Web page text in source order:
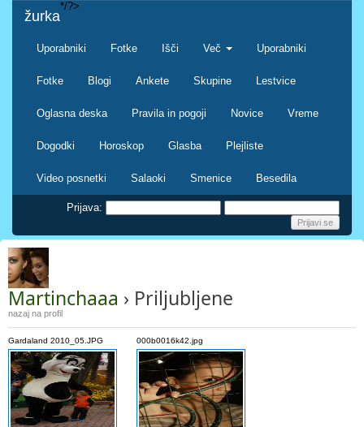
žurka
Uporabniki Fotke Išči Več Uporabniki
Fotke Blogi Ankete Skupine Lestvice
Oglasna deska Pravila in pogoji Novice Vreme
Dogodki Horoskop Glasba Plejliste
Video posnetki Salaoki Smenice Besedila
*/?>
Prijava:
Martinchaaa › Priljubljene
nazaj na profil
Gardaland 2010_05.JPG 000b0016k42.jpg